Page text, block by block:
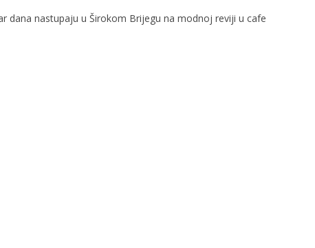
dana nastupaju u Širokom Brijegu na modnoj reviji u cafe